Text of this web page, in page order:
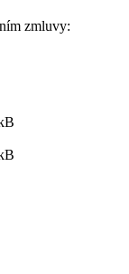
zmluvy: